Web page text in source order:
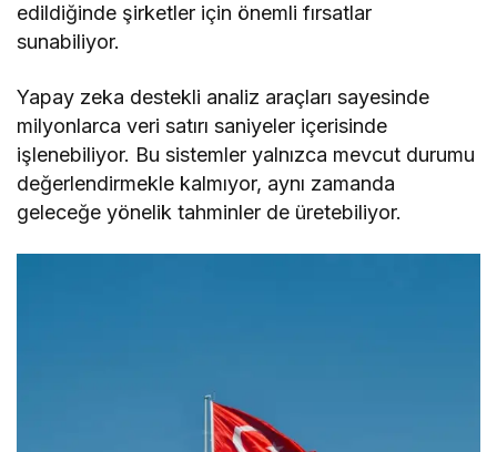
edildiğinde şirketler için önemli fırsatlar
sunabiliyor.
Yapay zeka destekli analiz araçları sayesinde
milyonlarca veri satırı saniyeler içerisinde
işlenebiliyor. Bu sistemler yalnızca mevcut durumu
değerlendirmekle kalmıyor, aynı zamanda
geleceğe yönelik tahminler de üretebiliyor.